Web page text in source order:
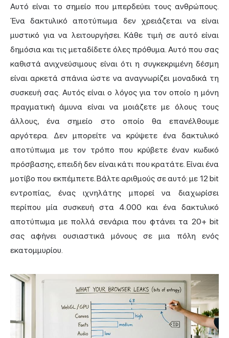
Αυτό είναι το σημείο που μπερδεύει τους ανθρώπους.
Ένα δακτυλικό αποτύπωμα δεν χρειάζεται να είναι
μυστικό για να λειτουργήσει. Κάθε τιμή σε αυτό είναι
δημόσια και τις μεταδίδετε όλες πρόθυμα. Αυτό που σας
καθιστά ανιχνεύσιμους είναι ότι η συγκεκριμένη δέσμη
είναι αρκετά σπάνια ώστε να αναγνωρίζει μοναδικά τη
συσκευή σας. Αυτός είναι ο λόγος για τον οποίο η μόνη
πραγματική άμυνα είναι να μοιάζετε με όλους τους
άλλους, ένα σημείο στο οποίο θα επανέλθουμε
αργότερα. Δεν μπορείτε να κρύψετε ένα δακτυλικό
αποτύπωμα με τον τρόπο που κρύβετε έναν κωδικό
πρόσβασης, επειδή δεν είναι κάτι που κρατάτε. Είναι ένα
μοτίβο που εκπέμπετε. Βάλτε αριθμούς σε αυτό: με 12 bit
εντροπίας, ένας ιχνηλάτης μπορεί να διαχωρίσει
περίπου μία συσκευή στα 4.000 και ένα δακτυλικό
αποτύπωμα με πολλά σενάρια που φτάνει τα 20+ bit
σας αφήνει ουσιαστικά μόνους σε μια πόλη ενός
εκατομμυρίου.